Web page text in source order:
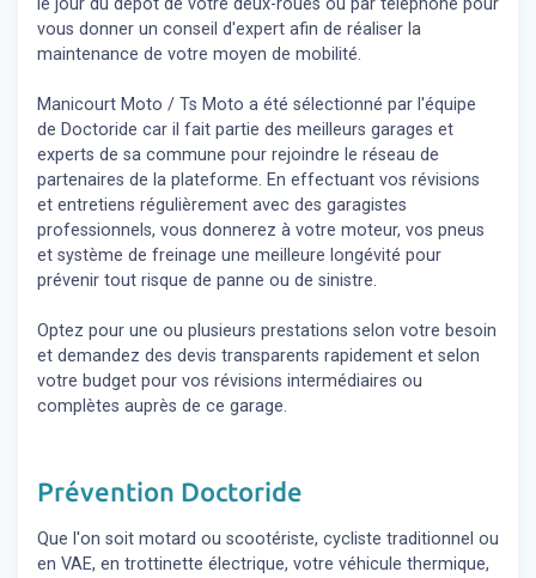
le jour du dépôt de votre deux-roues ou par téléphone pour
vous donner un conseil d'expert afin de réaliser la
maintenance de votre moyen de mobilité.
Manicourt Moto / Ts Moto a été sélectionné par l'équipe
de Doctoride car il fait partie des meilleurs garages et
experts de sa commune pour rejoindre le réseau de
partenaires de la plateforme. En effectuant vos révisions
et entretiens régulièrement avec des garagistes
professionnels, vous donnerez à votre moteur, vos pneus
et système de freinage une meilleure longévité pour
prévenir tout risque de panne ou de sinistre.
Optez pour une ou plusieurs prestations selon votre besoin
et demandez des devis transparents rapidement et selon
votre budget pour vos révisions intermédiaires ou
complètes auprès de ce garage.
Prévention Doctoride
Que l'on soit motard ou scootériste, cycliste traditionnel ou
en VAE, en trottinette électrique, votre véhicule thermique,